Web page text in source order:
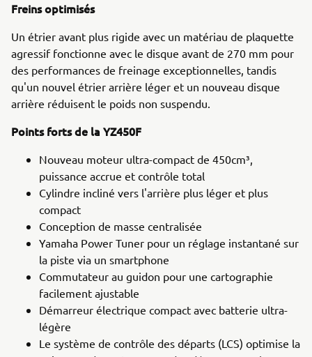
Freins optimisés
Un étrier avant plus rigide avec un matériau de plaquette
agressif fonctionne avec le disque avant de 270 mm pour
des performances de freinage exceptionnelles, tandis
qu'un nouvel étrier arrière léger et un nouveau disque
arrière réduisent le poids non suspendu.
Points forts de la YZ450F
Nouveau moteur ultra-compact de 450cm³,
puissance accrue et contrôle total
Cylindre incliné vers l'arrière plus léger et plus
compact
Conception de masse centralisée
Yamaha Power Tuner pour un réglage instantané sur
la piste via un smartphone
Commutateur au guidon pour une cartographie
facilement ajustable
Démarreur électrique compact avec batterie ultra-
légère
Le système de contrôle des départs (LCS) optimise la